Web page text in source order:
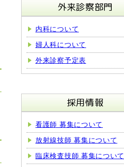
外来診察部門
内科について
婦人科について
外来診察予定表
採用情報
看護師 募集について
放射線技師 募集について
臨床検査技師 募集について